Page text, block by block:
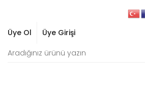
Üye Ol Üye Girişi